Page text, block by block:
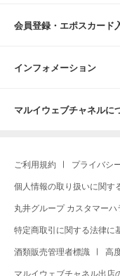
会員登録・エポスカード
インフォメーション
マルイウェブチャネルに
ご利用規約 プライバシ
個人情報の取り扱いに関す
丸井グループ カスタマー
特定商取引に関する法律に
酒類販売管理者標識 高
マルイウェブチャネル出店